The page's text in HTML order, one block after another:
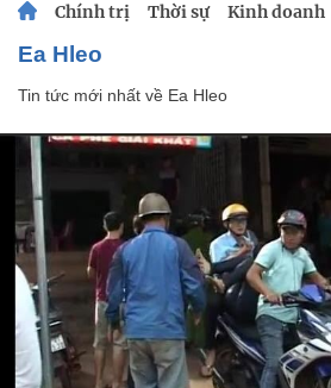
Chính trị Thời sự Kinh doanh
Ea Hleo
Tin tức mới nhất về Ea Hleo